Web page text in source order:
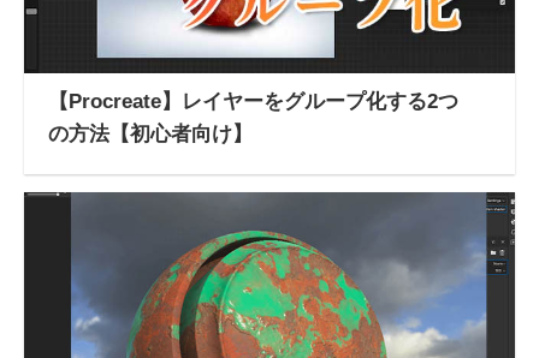
【Procreate】レイヤーをグループ化する2つ
の方法【初心者向け】